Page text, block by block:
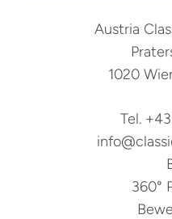
Austria
1020
Tel.
360°